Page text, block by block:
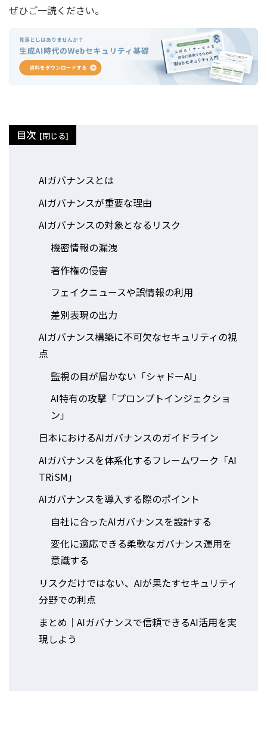
ぜひご一読ください。
目次
AIガバナンスとは
AIガバナンスが重要な理由
AIガバナンスの対象となるリスク
機密情報の漏洩
著作権の侵害
フェイクニュースや誤情報の利用
差別表現の出力
AIガバナンス構築に不可欠なセキュリティの視
点
監視の目が届かない「シャドーAI」
AI特有の攻撃「プロンプトインジェクショ
ン」
日本におけるAIガバナンスのガイドライン
AIガバナンスを体系化するフレームワーク「AI
TRiSM」
AIガバナンスを導入する際のポイント
自社に合ったAIガバナンスを設計する
変化に適応できる柔軟なガバナンス運用を
意識する
リスクだけではない、AIが果たすセキュリティ
分野での利点
まとめ｜AIガバナンスで信頼できるAI活用を実
現しよう